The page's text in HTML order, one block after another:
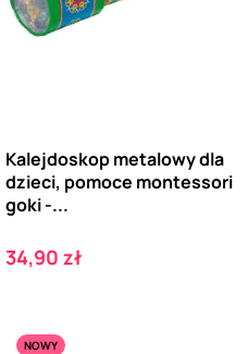
Kalejdoskop metalowy dla
dzieci, pomoce montessori
goki -...
Cena
34,90 zł
NOWY